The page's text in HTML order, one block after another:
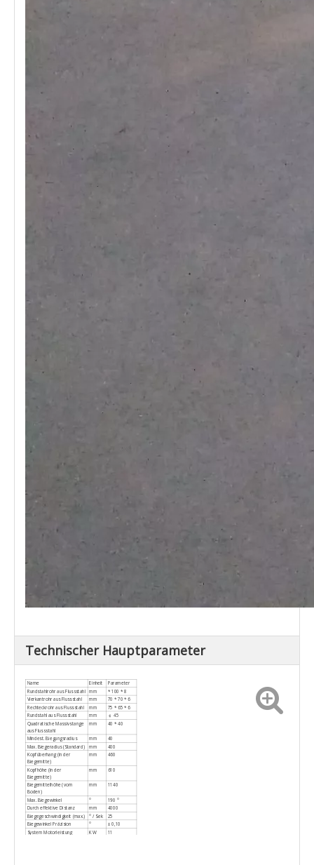
Technischer Hauptparameter
Name Einheit
Parameter
Rundstahlrohr aus Flussstahl
mm
* 100 * 8
Vierkantrohr aus Flussstahl
mm
70 * 70 * 6
Rechteckrohr aus Flussstahl
mm
75 * 65 * 6
Rundstahl aus Flussstahl
mm
￠ 45
Quadratische Massivstange
aus Flussstahl
mm 40 * 40
Mindest. Biegungsradius mm
40
Max. Biegeradius (Standard)
mm
400
Kopfüberhang (in der
Biegemitte)
mm 460
Kopfhöhe (in der
Biegemitte)
mm 610
Biegemittelhöhe (vom
Boden)
mm 1140
Max. Biegewinkel °
190 °
Durch effektive Distanz
mm
4000
Biegegeschwindigkeit (max.)
° / Sek
25
Biegewinkel Präzision
°
± 0,10
System Motorleistung
KW
11